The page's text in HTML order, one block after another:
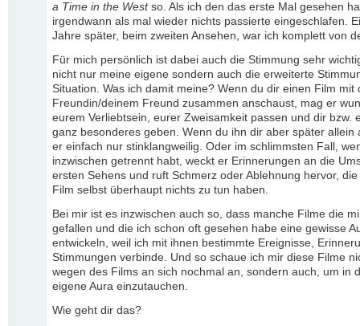
a Time in the Westso. Als ich den das erste Mal gesehen
irgendwann als mal wieder nichts passierte eingeschlafen.
Jahre später, beim zweiten Ansehen, war ich komplett von
Für mich persönlich ist dabei auch die Stimmung sehr
nicht nur meine eigene sondern auch die erweiterte
Situation. Was ich damit meine? Wenn du dir einen Film mit
Freundin/deinem Freund zusammen anschaust, mag er
eurem Verliebtsein, eurer Zweisamkeit passen und dir bzw.
ganz besonderes geben. Wenn du ihn dir aber später allein
er einfach nur stinklangweilig. Oder im schlimmsten Fall,
inzwischen getrennt habt, weckt er Erinnerungen an die
ersten Sehens und ruft Schmerz oder Ablehnung hervor,
Film selbst überhaupt nichts zu tun haben.
Bei mir ist es inzwischen auch so, dass manche Filme die
gefallen und die ich schon oft gesehen habe eine gewisse
entwickeln, weil ich mit ihnen bestimmte Ereignisse,
Stimmungen verbinde. Und so schaue ich mir diese Filme
wegen des Films an sich nochmal an, sondern auch, um in
eigene Aura einzutauchen.
Wie geht dir das?